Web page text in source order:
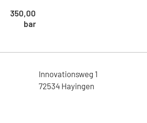
350,00
bar
Innovationsweg 1
72534 Hayingen